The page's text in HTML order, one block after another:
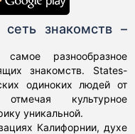
сеть знакомств –
разнообразное
знакомств. States-
одиноких людей от
культурное
уникальной.
Калифорнии, духе